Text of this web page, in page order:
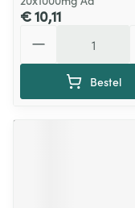
€ 10,11
Bestel